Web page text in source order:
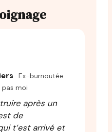
· Ex-burnoutée ·
pas moi
après un
de
t’est arrivé et